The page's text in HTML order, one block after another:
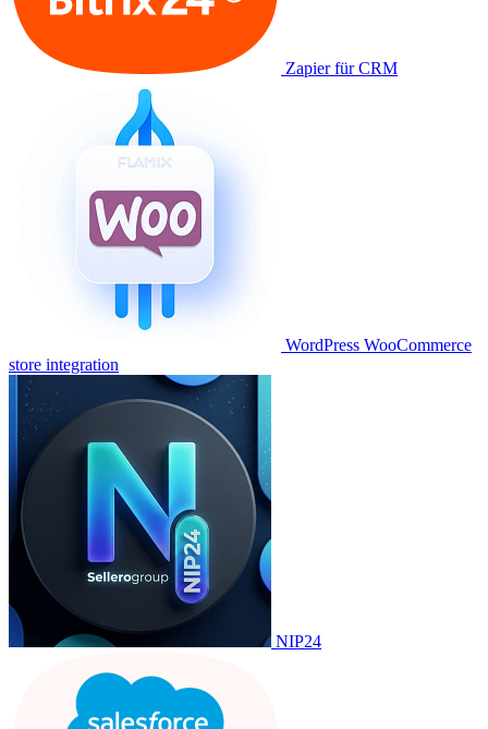
Zapier für CRM
WordPress WooCommerce
store integration
NIP24